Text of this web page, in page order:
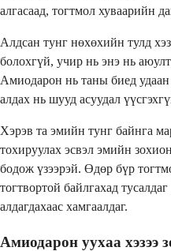
алгасаад, тогтмол хуваарийн
Алдсан тунг нөхөхийн тулд
болохгүй, учир нь энэ нь
Амиодарон нь таны биед удаан
алдах нь шууд асуудал
Хэрэв та эмийн тунг байнга
тохируулах эсвэл эмийн
бодож үзээрэй. Өдөр бүр
тогтвортой байлгахад
алдагдахаас хамгаалдаг.
Амиодарон уухаа хэзээ